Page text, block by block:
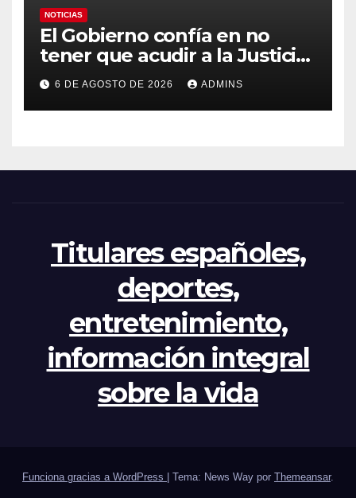
NOTICIAS
El Gobierno confía en no
tener que acudir a la Justicia
por el reparto de menores
mientras el PP pide la
apertura del Congreso por la
6 DE AGOSTO DE 2026 ADMINS
Titulares españoles,
deportes,
entretenimiento,
información integral
sobre la vida
Funciona gracias a WordPress Tema: News Way por Themeansar.